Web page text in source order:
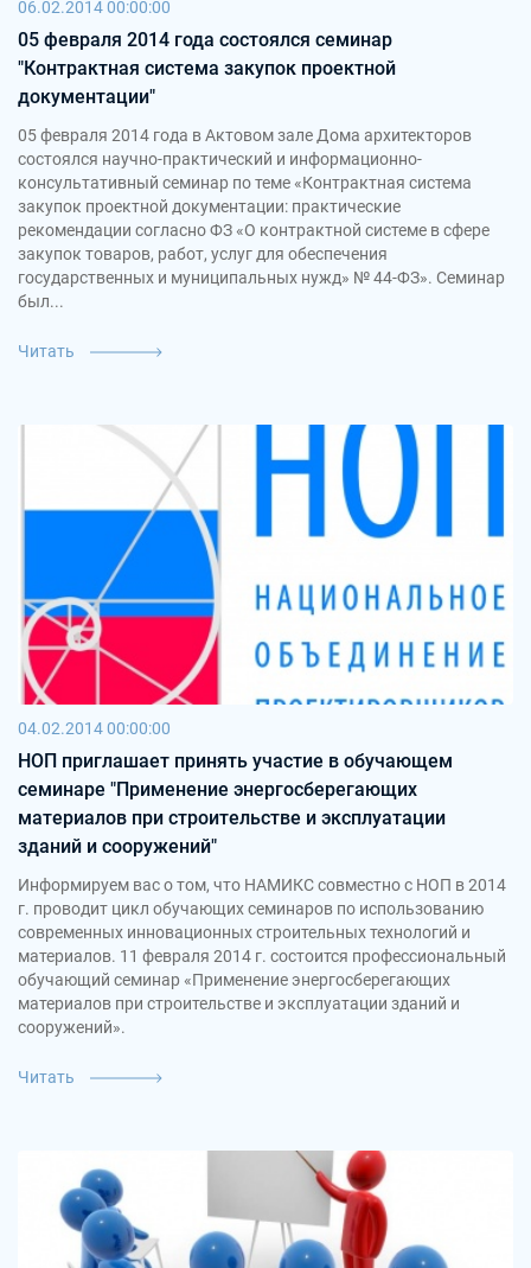
06.02.2014 00:00:00
05 февраля 2014 года состоялся семинар
"Контрактная система закупок проектной
документации"
05 февраля 2014 года в Актовом зале Дома архитекторов
состоялся научно-практический и информационно-
консультативный семинар по теме «Контрактная система
закупок проектной документации: практические
рекомендации согласно ФЗ «О контрактной системе в сфере
закупок товаров, работ, услуг для обеспечения
государственных и муниципальных нужд» № 44-ФЗ». Семинар
был...
Читать
04.02.2014 00:00:00
НОП приглашает принять участие в обучающем
семинаре "Применение энергосберегающих
материалов при строительстве и эксплуатации
зданий и сооружений"
Информируем вас о том, что НАМИКС совместно с НОП в 2014
г. проводит цикл обучающих семинаров по использованию
современных инновационных строительных технологий и
материалов. 11 февраля 2014 г. состоится профессиональный
обучающий семинар «Применение энергосберегающих
материалов при строительстве и эксплуатации зданий и
сооружений».
Читать